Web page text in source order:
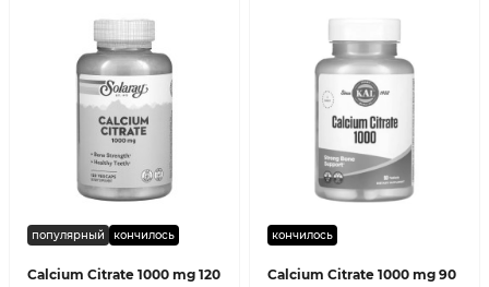
популярный кончилось
Calcium Citrate 1000 mg 120
кончилось
Calcium Citrate 1000 mg 90